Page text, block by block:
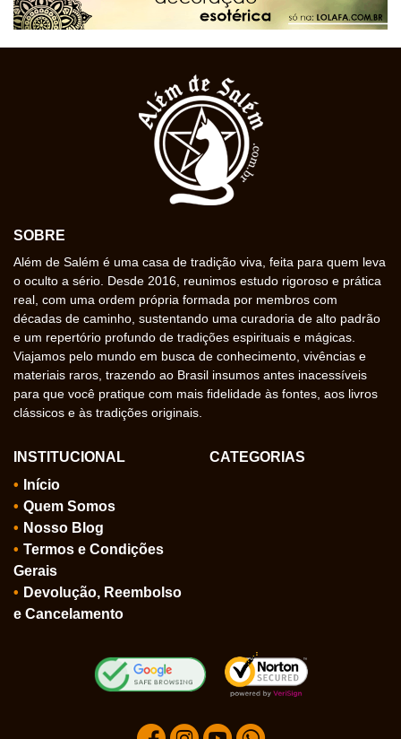
SOBRE
Além de Salém é uma casa de tradição viva, feita para quem leva
o oculto a sério. Desde 2016, reunimos estudo rigoroso e prática
real, com uma ordem própria formada por membros com
décadas de caminho, sustentando uma curadoria de alto padrão
e um repertório profundo de tradições espirituais e mágicas.
Viajamos pelo mundo em busca de conhecimento, vivências e
materiais raros, trazendo ao Brasil insumos antes inacessíveis
para que você pratique com mais fidelidade às fontes, aos livros
clássicos e às tradições originais.
INSTITUCIONAL
Início
Quem Somos
Nosso Blog
Termos e Condições
Gerais
Devolução, Reembolso
e Cancelamento
CATEGORIAS